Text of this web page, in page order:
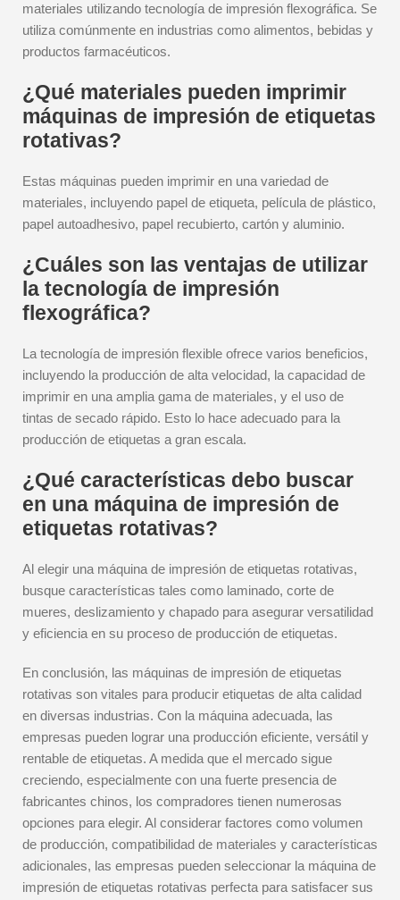
materiales utilizando tecnología de impresión flexográfica. Se
utiliza comúnmente en industrias como alimentos, bebidas y
productos farmacéuticos.
¿Qué materiales pueden imprimir
máquinas de impresión de etiquetas
rotativas?
Estas máquinas pueden imprimir en una variedad de
materiales, incluyendo papel de etiqueta, película de plástico,
papel autoadhesivo, papel recubierto, cartón y aluminio.
¿Cuáles son las ventajas de utilizar
la tecnología de impresión
flexográfica?
La tecnología de impresión flexible ofrece varios beneficios,
incluyendo la producción de alta velocidad, la capacidad de
imprimir en una amplia gama de materiales, y el uso de
tintas de secado rápido. Esto lo hace adecuado para la
producción de etiquetas a gran escala.
¿Qué características debo buscar
en una máquina de impresión de
etiquetas rotativas?
Al elegir una máquina de impresión de etiquetas rotativas,
busque características tales como laminado, corte de
mueres, deslizamiento y chapado para asegurar versatilidad
y eficiencia en su proceso de producción de etiquetas.
En conclusión, las máquinas de impresión de etiquetas
rotativas son vitales para producir etiquetas de alta calidad
en diversas industrias. Con la máquina adecuada, las
empresas pueden lograr una producción eficiente, versátil y
rentable de etiquetas. A medida que el mercado sigue
creciendo, especialmente con una fuerte presencia de
fabricantes chinos, los compradores tienen numerosas
opciones para elegir. Al considerar factores como volumen
de producción, compatibilidad de materiales y características
adicionales, las empresas pueden seleccionar la máquina de
impresión de etiquetas rotativas perfecta para satisfacer sus